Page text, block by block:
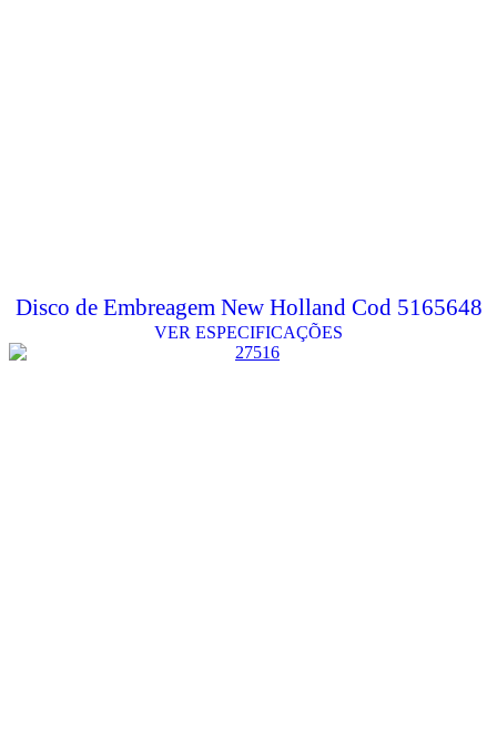
Disco de Embreagem New Holland Cod 5165648
VER ESPECIFICAÇÕES